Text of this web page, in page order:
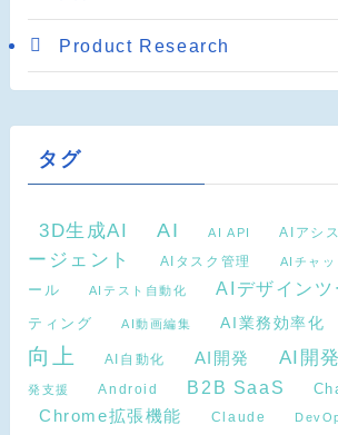
Product Research
タグ
3D生成AI AI AI API AIアシ
ージェント
AIタスク管理 AIチャッ
ール
AIテスト自動化 AIデザインツ
ティング
AI動画編集 AI業務効率化
向上
AI自動化 AI開発 AI開
発支援 Android B2B SaaS
Chrome拡張機能 Claude